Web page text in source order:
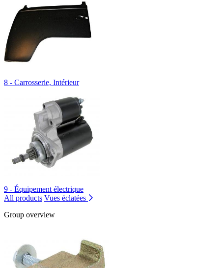
8 - Carrosserie, Intérieur
9 - Équipement électrique
All products Vues éclatées
Group overview